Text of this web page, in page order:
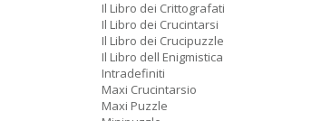
Il Libro dei Crittografati
Il Libro dei Crucintarsi
Il Libro dei Crucipuzzle
Il Libro dell Enigmistica
Intradefiniti
Maxi Crucintarsio
Maxi Puzzle